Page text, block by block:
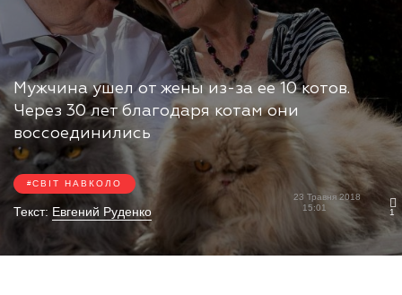
Мужчина ушел от жены из-за ее 10 котов.
Через 30 лет благодаря котам они
воссоединились
СВІТ НАВКОЛО
Текст: Евгений Руденко
23 Травня 2018
15:01
1